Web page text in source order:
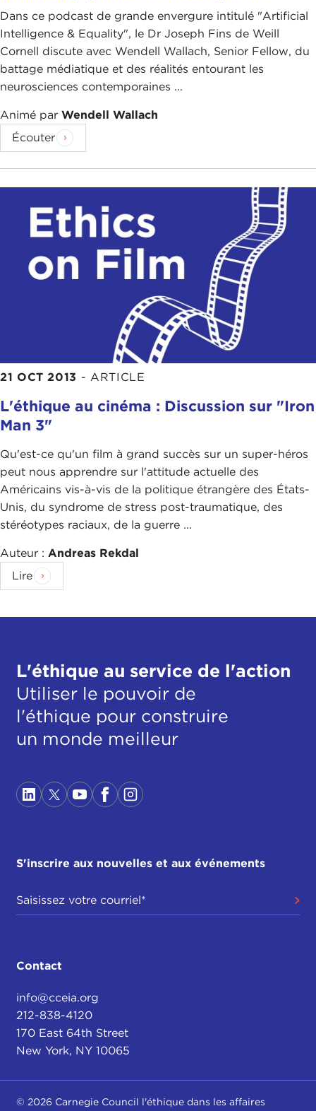
Dans ce podcast de grande envergure intitulé "Artificial
Intelligence & Equality", le Dr Joseph Fins de Weill
Cornell discute avec Wendell Wallach, Senior Fellow, du
battage médiatique et des réalités entourant les
neurosciences contemporaines ...
Animé par Wendell Wallach
Écouter
21 OCT 2013 - ARTICLE
L'éthique au cinéma : Discussion sur "Iron
Man 3"
Qu'est-ce qu'un film à grand succès sur un super-héros
peut nous apprendre sur l'attitude actuelle des
Américains vis-à-vis de la politique étrangère des États-
Unis, du syndrome de stress post-traumatique, des
stéréotypes raciaux, de la guerre ...
Auteur : Andreas Rekdal
Lire
L'éthique au service de l'action
Utiliser le pouvoir de
l'éthique pour construire
un monde meilleur
S'inscrire aux nouvelles et aux événements
Contact
info@cceia.org
212-838-4120
170 East 64th Street
New York, NY 10065
© 2026 Carnegie Council l'éthique dans les affaires